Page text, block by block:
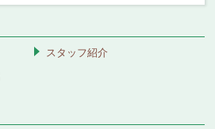
スタッフ紹介